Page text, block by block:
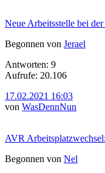
Neue Arbeitsstelle bei
Begonnen von Jerael
Antworten: 9
Aufrufe: 20.106
17.02.2021 16:03
von WasDennNun
AVR
Begonnen von Nel